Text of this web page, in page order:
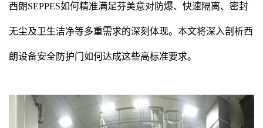
西朗SEPPES如何精准满足芬美意对防爆、快速隔离、密封
无尘及卫生洁净等多重需求的深刻体现。本文将深入剖析西
朗设备安全防护门如何达成这些高标准要求。